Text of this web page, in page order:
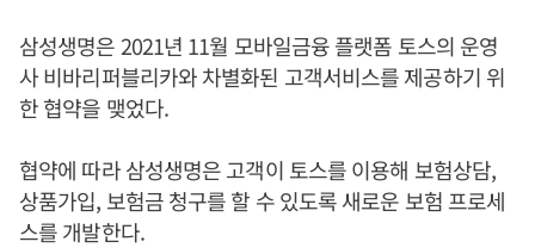
삼성생명은 2021년 11월 모바일금융 플랫폼 토스의 운영
사 비바리퍼블리카와 차별화된 고객서비스를 제공하기 위
한 협약을 맺었다.
협약에 따라 삼성생명은 고객이 토스를 이용해 보험상담,
상품가입, 보험금 청구를 할 수 있도록 새로운 보험 프로세
스를 개발한다.